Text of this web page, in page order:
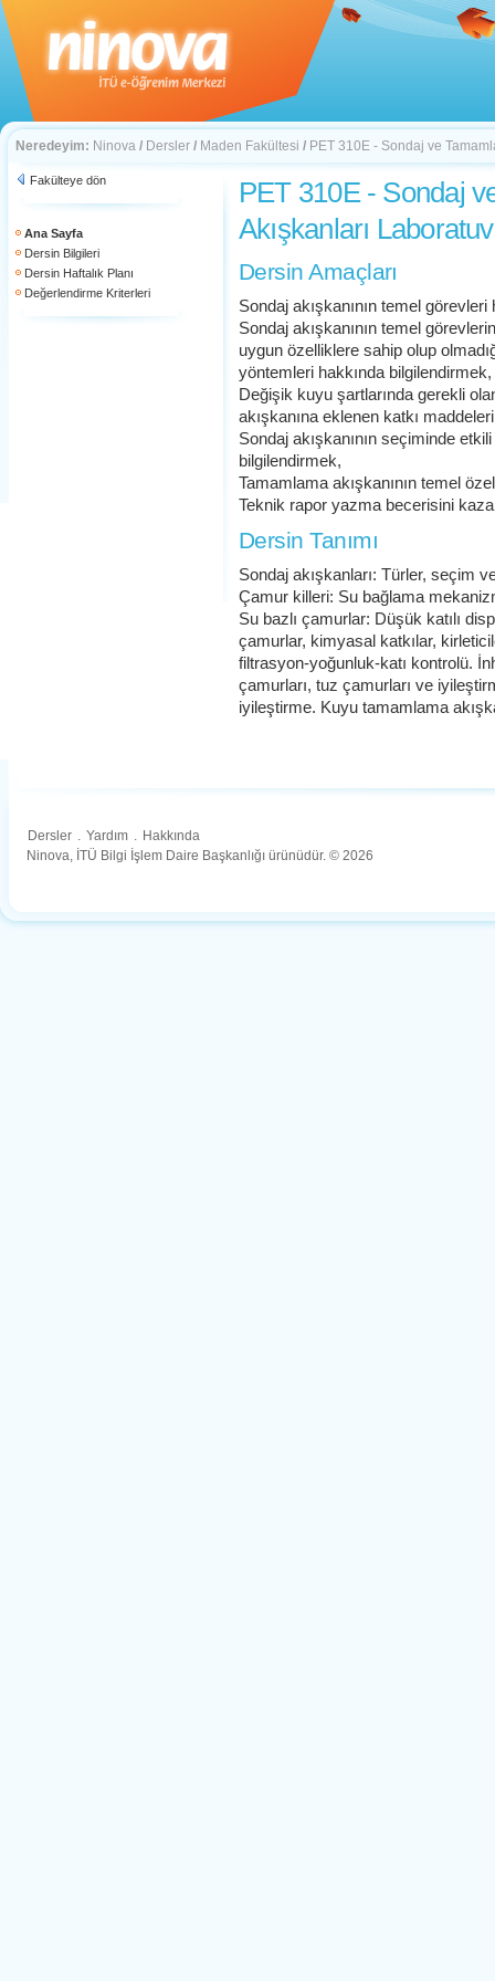
Neredeyim: Ninova / Dersler / Maden Fakültesi / PET 310E - Sondaj ve
Fakülteye dön
Ana Sayfa
Dersin Bilgileri
Dersin Haftalık Planı
Değerlendirme Kriterleri
PET 310E - Sondaj
Akışkanları
Dersin Amaçları
Sondaj akışkanının temel
Sondaj akışkanının temel
uygun özelliklere sahip olup
yöntemleri hakkında bilgilendirmek,
Değişik kuyu şartlarında gerekli
akışkanına eklenen katkı
Sondaj akışkanının seçiminde
bilgilendirmek,
Tamamlama akışkanının temel
Teknik rapor yazma becerisini
Dersin Tanımı
Sondaj akışkanları: Türler, seçim
Çamur killeri: Su bağlama
Su bazlı çamurlar: Düşük katılı
çamurlar, kimyasal katkılar,
filtrasyon-yoğunluk-katı kontrolü.
çamurları, tuz çamurları ve
iyileştirme. Kuyu tamamlama
Dersler . Yardım . Hakkında
Ninova, İTÜ Bilgi İşlem Daire Başkanlığı ürünüdür. © 2026